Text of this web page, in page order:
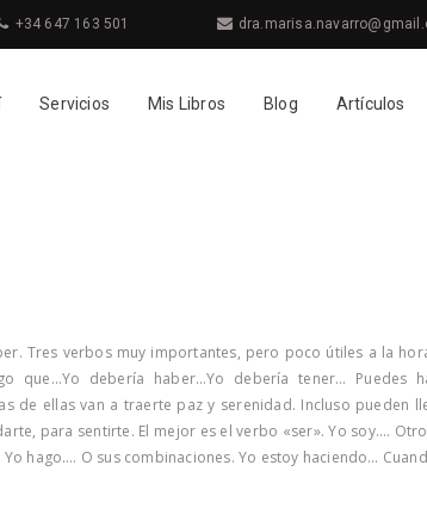
+34 647 163 501
Servicios Mis Libros Blog Artículos
Tres verbos muy importantes, pero poco útiles a la
que…Yo debería haber…Yo debería tener… Puedes
de ellas van a traerte paz y serenidad. Incluso pueden
para sentirte. El mejor es el verbo «ser». Yo soy….
hago…. O sus combinaciones. Yo estoy haciendo…